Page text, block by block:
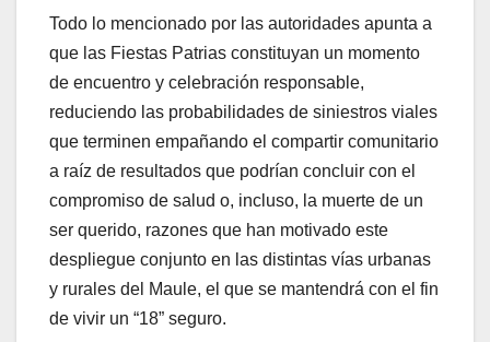
Todo lo mencionado por las autoridades apunta a
que las Fiestas Patrias constituyan un momento
de encuentro y celebración responsable,
reduciendo las probabilidades de siniestros viales
que terminen empañando el compartir comunitario
a raíz de resultados que podrían concluir con el
compromiso de salud o, incluso, la muerte de un
ser querido, razones que han motivado este
despliegue conjunto en las distintas vías urbanas
y rurales del Maule, el que se mantendrá con el fin
de vivir un “18” seguro.